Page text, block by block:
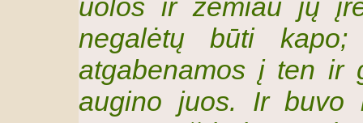
uolos ir žemiau jų
negalėtų būti
atgabenamos į ten ir
augino juos. Ir buvo